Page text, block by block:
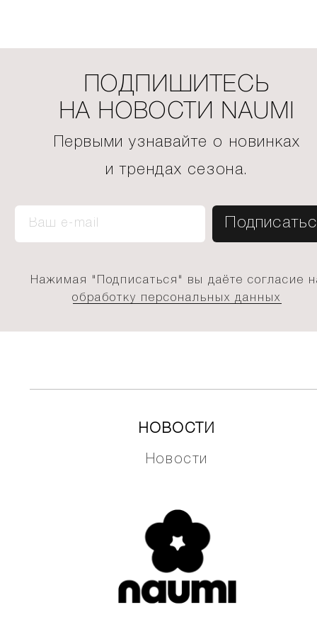
ПОДПИШИТЕСЬ
НА НОВОСТИ NAUMI
Первыми узнавайте о новинках
и трендах сезона.
Нажимая "Подписаться" вы даёте согласие
обработку персональных данных
НОВОСТИ
Новости